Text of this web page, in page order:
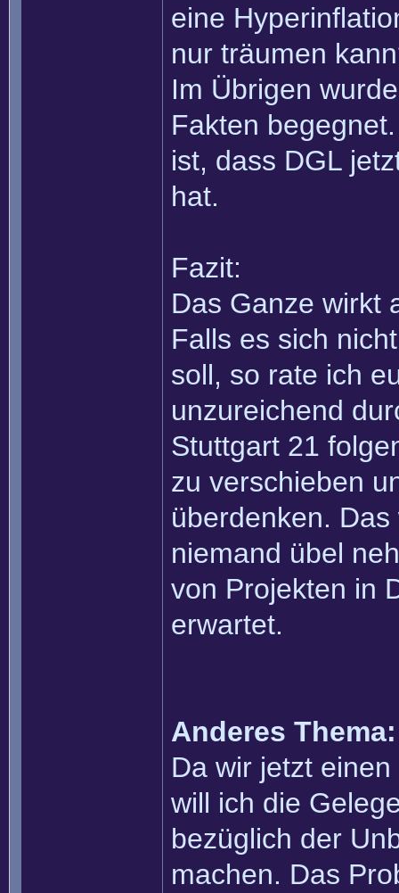
eine
nur träumen
Im Übrigen
Fakten
ist, dass DGL
hat.
Fazit:
Das Ganze wirkt
Falls es sich
soll, so rate ich
unzureichend
Stuttgart 21
zu verschieben
überdenken.
niemand übel
von Projekten in
erwartet.
Anderes Thema:
Da wir jetzt
will ich die
bezüglich der
machen. Das